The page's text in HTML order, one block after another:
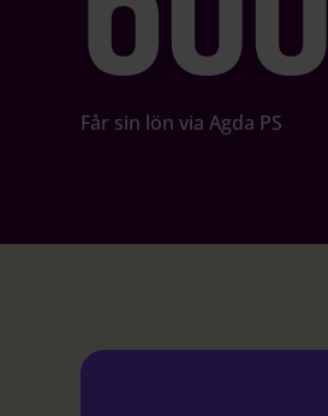
Får sin lön via Agda PS